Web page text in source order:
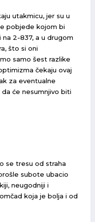
utakmicu, jer su u
pobjede kojom bi
na 2-837, a u drugom
što si oni
samo šest razlike
čekaju ovaj
za eventualne
će nesumnjivo biti
se tresu od straha
subote ubacio
neugodniji i
koja je bolja i od